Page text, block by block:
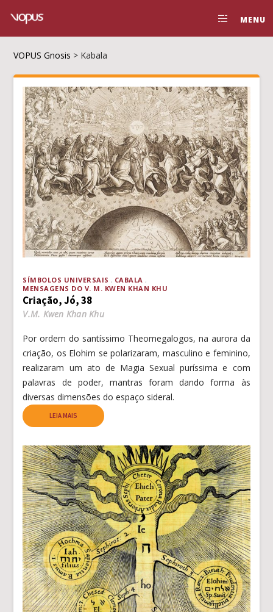
MENU
VOPUS Gnosis > Kabala
SÍMBOLOS UNIVERSAIS
CABALA
MENSAGENS DO V. M. KWEN KHAN KHU
Criação, Jó, 38
V.M. Kwen Khan Khu
Por ordem do santíssimo Theomegalogos, na aurora da
criação, os Elohim se polarizaram, masculino e feminino,
realizaram um ato de Magia Sexual puríssima e com
palavras de poder, mantras foram dando forma às
diversas dimensões do espaço sideral.
LEIA MAIS